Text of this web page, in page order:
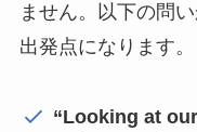
ません。以下の問
出発点になります。
“Looking at